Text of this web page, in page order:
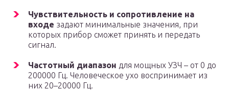
Чувствительность и сопротивление на
входе задают минимальные значения, при
которых прибор сможет принять и передать
сигнал.
Частотный диапазон для мощных УЗЧ – от 0 до
200000 Гц. Человеческое ухо воспринимает из
них 20–20000 Гц.